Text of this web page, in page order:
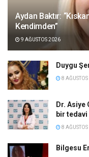
Aydan Baktır:
Kendimden”
9 AĞUSTOS 2026
Duygu
8
Dr. Asiye
bir tedavi
8
Bilgesu